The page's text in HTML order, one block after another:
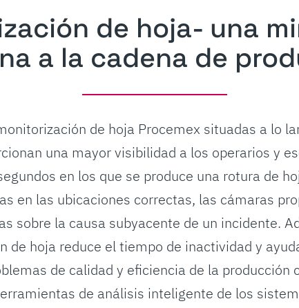
de hoja- una
a la cadena de
de hoja Procemex situadas a lo
una mayor visibilidad a los operarios y
en los que se produce una rotura de
en las ubicaciones correctas, las cámaras
sobre la causa subyacente de un incidente.
de hoja reduce el tiempo de inactividad y
de calidad y eficiencia de la producción
de análisis inteligente de los